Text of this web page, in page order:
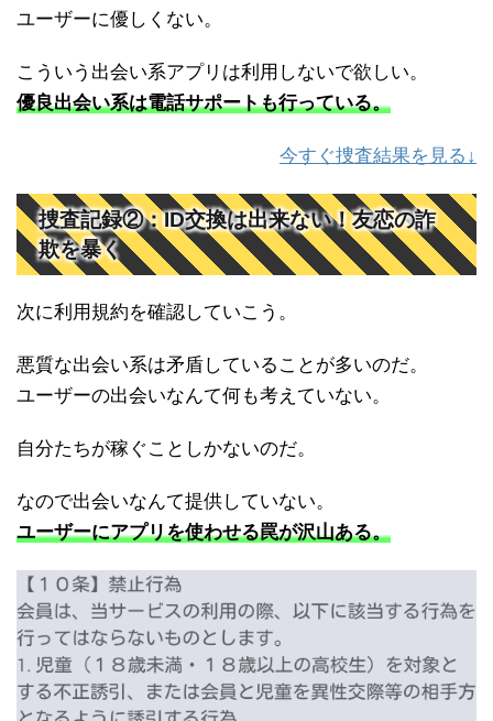
ユーザーに優しくない。
こういう出会い系アプリは利用しないで欲しい。
優良出会い系は電話サポートも行っている。
今すぐ捜査結果を見る↓
捜査記録②：ID交換は出来ない！友恋の詐
欺を暴く
次に利用規約を確認していこう。
悪質な出会い系は矛盾していることが多いのだ。
ユーザーの出会いなんて何も考えていない。
自分たちが稼ぐことしかないのだ。
なので出会いなんて提供していない。
ユーザーにアプリを使わせる罠が沢山ある。